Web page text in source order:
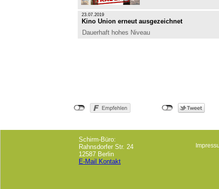
23.07.2019
Kino Union erneut ausgezeichnet
Dauerhaft hohes Niveau
Schirm-Büro:
Rahnsdorfer Str. 24
12587 Berlin
E-Mail Kontakt